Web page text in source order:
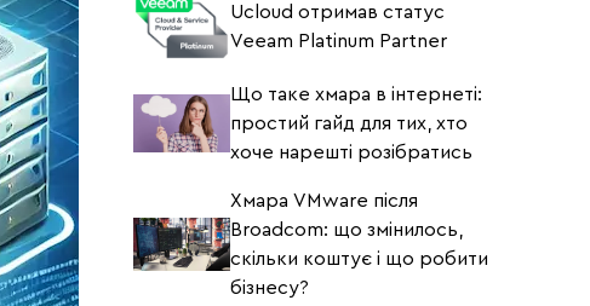
Ucloud отримав статус
Veeam Platinum Partner
Що таке хмара в інтернеті:
простий гайд для тих, хто
хоче нарешті розібратись
Хмара VMware після
Broadcom: що змінилось,
скільки коштує і що робити
бізнесу?